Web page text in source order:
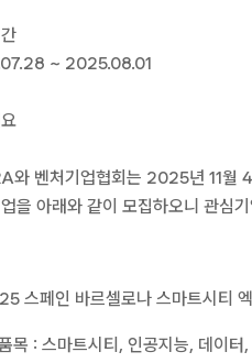
~ 2025.08.01
와 벤처기업협회는 2025년 11월
을 아래와 같이 모집하오니 관심
스페인 바르셀로나 스마트시티
목 : 스마트시티, 인공지능, 데이터